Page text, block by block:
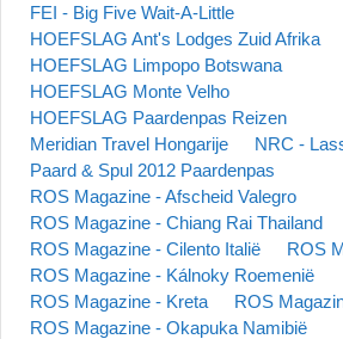
FEI - Big Five Wait-A-Little
HOEFSLAG Ant's Lodges Zuid Afrika
HOEFSLAG Limpopo Botswana
HOEFSLAG Monte Velho
HOEFSLAG Paardenpas Reizen
Meridian Travel Hongarije
NRC -
Paard & Spul 2012 Paardenpas
ROS Magazine - Afscheid Valegro
ROS Magazine - Chiang Rai Thailand
ROS Magazine - Cilento Italië
ROS
ROS Magazine - Kálnoky Roemenië
ROS Magazine - Kreta
ROS
ROS Magazine - Okapuka Namibië